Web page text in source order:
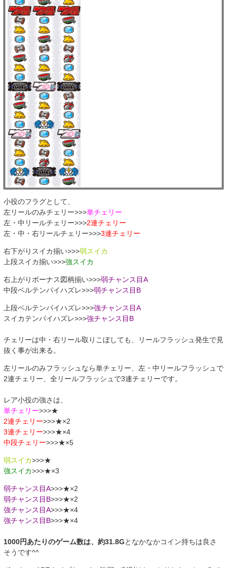
小役のフラグとして、
左リールのみチェリー>>>単チェリー
左・中リールチェリー>>>2連チェリー
左・中・右リールチェリー>>>3連チェリー
右下がりスイカ揃い>>>弱スイカ
上段スイカ揃い>>>強スイカ
右上がりボーナス図柄揃い>>>弱チャンス目A
中段ベルテンパイハズレ>>>弱チャンス目B
上段ベルテンパイハズレ>>>強チャンス目A
スイカテンパイハズレ>>>強チャンス目B
チェリーは中・右リール取りこぼしても、リールフラッシュ発生で見
抜く事が出来る。
左リールのみフラッシュなら単チェリー、左・中リールフラッシュで
2連チェリー、全リールフラッシュで3連チェリーです。
レア小役の強さは、
単チェリー>>>★
2連チェリー>>>★×2
3連チェリー>>>★×4
中段チェリー>>>★×5
弱スイカ>>>★
強スイカ>>>★×3
弱チャンス目A>>>★×2
弱チャンス目B>>>★×2
強チャンス目A>>>★×4
強チャンス目B>>>★×4
1000円あたりのゲーム数は、約31.8Gとなかなかコイン持ちは良さ
そうです^^